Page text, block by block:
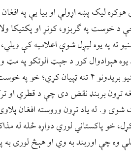
لیک پښه اړولې او بیا یې په
دا بریدونه تېره شپه شاوخوا ۱۲ بجې د خوست په ګربزو،
ته په یوه لیږل شوې اعلامیه کې
هېوادوال کور د جېټ الوتکو په
تړون بربنډ نقض دی چې د قطري او
شوی و. له یاد تړون وروسته افغان
خو پاکستاني لوري دواړه ځله له
وه چې اوربند به وي او هېڅ لوری به